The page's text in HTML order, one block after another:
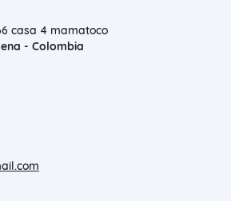
casa 4 mamatoco
- Colombia